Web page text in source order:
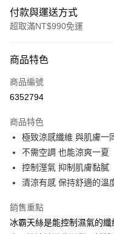
付款與運送方式
超取滿NT$990免運
信用卡一次付款
信用卡分期付款
合作金庫商業銀行
華南商業銀行
上海商業儲蓄銀行
國泰世華商業銀行
臺灣中小企業銀行
聯邦商業銀行
元大商業銀行
超商取貨付款
LINE Pay
Apple Pay
悠遊付
商品特色
商品編號
6352794
商品特色
極致涼感纖維 與肌膚一
不需空調 也能涼爽一夏
控制溼氣 抑制肌膚黏膩
清涼有感 保持舒適的溫
銷售重點
冰霸天絲是能控制濕氣的